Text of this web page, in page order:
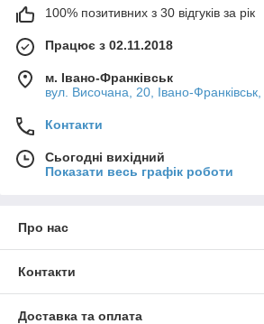
100% позитивних з 30 відгуків за рік
Працює з 02.11.2018
м. Івано-Франківськ
вул. Височана, 20, Івано-Франківськ,
Контакти
Сьогодні вихідний
Показати весь графік роботи
Про нас
Контакти
Доставка та оплата